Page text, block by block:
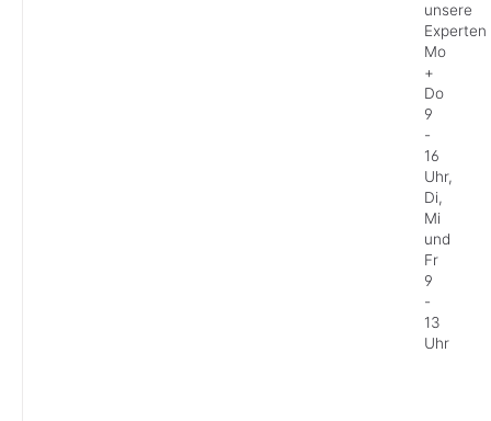
unsere
Experten
Mo
+
Do
9
-
16
Uhr,
Di,
Mi
und
Fr
9
-
13
Uhr